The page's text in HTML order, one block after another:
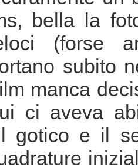
bella la
(forse
subito
manca
ci aveva
gotico e il